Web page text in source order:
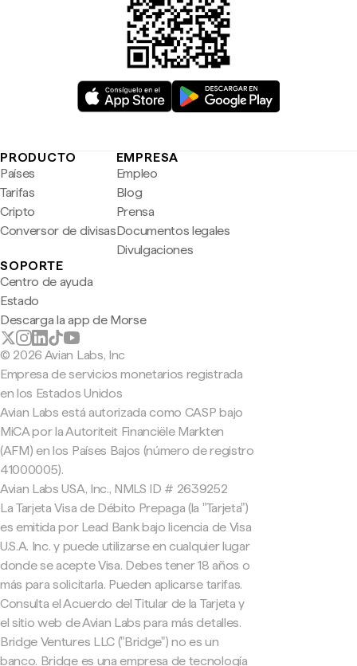
PRODUCTO
Países
Tarifas
Cripto
Conversor de divisas
EMPRESA
Empleo
Blog
Prensa
Documentos legales
Divulgaciones
SOPORTE
Centro de ayuda
Estado
Descarga la app de Morse
© 2026 Avian Labs, Inc
Empresa de servicios monetarios registrada
en los Estados Unidos
Avian Labs está autorizada como CASP bajo
MiCA por la Autoriteit Financiële Markten
(AFM) en los Países Bajos (número de registro
41000005).
Avian Labs USA, Inc., NMLS ID # 2639252
La Tarjeta Visa de Débito Prepaga (la "Tarjeta")
es emitida por Lead Bank bajo licencia de Visa
U.S.A. Inc. y puede utilizarse en cualquier lugar
donde se acepte Visa. Debes tener 18 años o
más para solicitarla. Pueden aplicarse tarifas.
Consulta el Acuerdo del Titular de la Tarjeta y
el sitio web de Avian Labs para más detalles.
Bridge Ventures LLC ("Bridge") no es un
banco. Bridge es una empresa de tecnología